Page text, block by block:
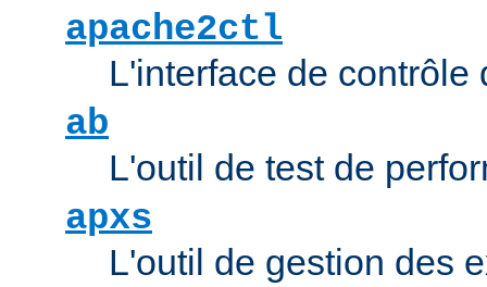
apache2ctl
L'interface de contrôle
ab
L'outil de test de
apxs
L'outil de gestion des